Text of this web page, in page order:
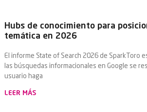
Hubs de conocimiento para
temática en 2026
El informe State of Search 2026 de SparkToro
las búsquedas informacionales en Google se
usuario haga
LEER MÁS